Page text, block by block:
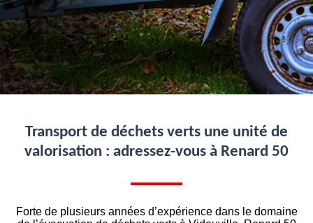
Transport de déchets verts une unité de
valorisation : adressez-vous à Renard 50
Forte de plusieurs années d’expérience dans le domaine